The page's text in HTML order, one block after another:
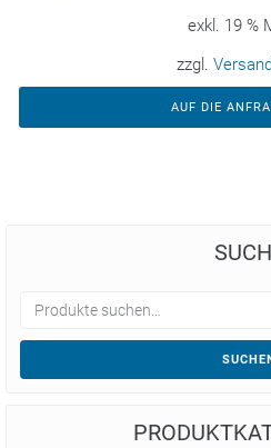
exkl. 19 %
zzgl.
AUF DIE